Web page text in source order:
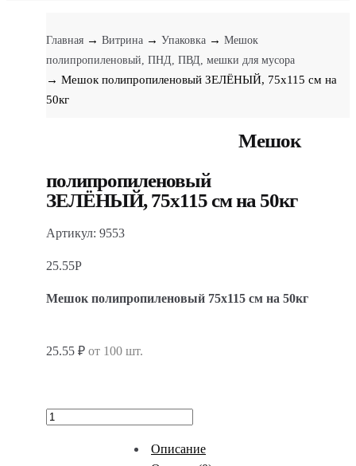
Главная → Витрина → Упаковка → Мешок
полипропиленовый, ПНД, ПВД, мешки для мусора
→ Мешок полипропиленовый ЗЕЛЁНЫЙ, 75х115 см на
50кг
Мешок
полипропиленовый
ЗЕЛЁНЫЙ, 75х115 см на 50кг
Артикул: 9553
25.55Р
Мешок полипропиленовый 75х115 см на 50кг
25.55 ₽ от 100 шт.
Описание